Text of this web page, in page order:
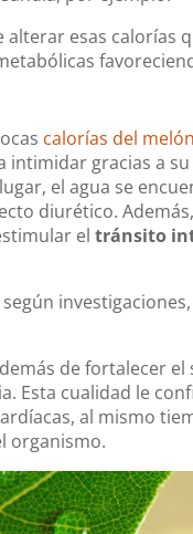
esas calorías
calorías del melón
intimidar gracias a
el agua se
diurético.
el tránsito
de fortalecer
Esta cualidad le
al mismo
organismo.